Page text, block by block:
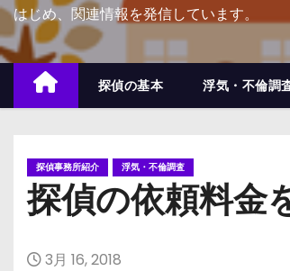
プはじめ、関連情報を発信しています。
探偵の基本 浮気・不倫調
探偵事務所紹介 浮気・不倫調査
探偵の依頼料金
3月 16, 2018